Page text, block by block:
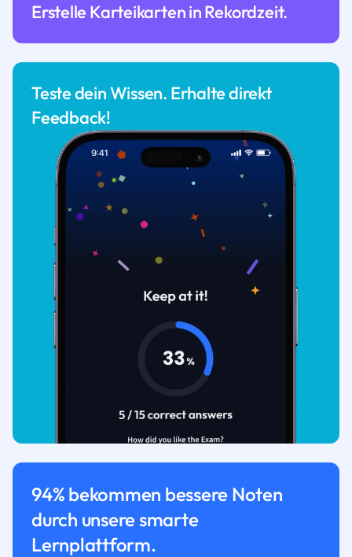
Erstelle Karteikarten in Rekordzeit.
Teste dein Wissen. Erhalte direkt
Feedback!
94% bekommen bessere Noten
durch unsere smarte
Lernplattform.